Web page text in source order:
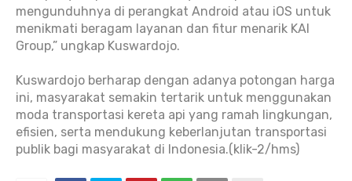
mengunduhnya di perangkat Android atau iOS untuk
menikmati beragam layanan dan fitur menarik KAI
Group,” ungkap Kuswardojo.
Kuswardojo berharap dengan adanya potongan harga
ini, masyarakat semakin tertarik untuk menggunakan
moda transportasi kereta api yang ramah lingkungan,
efisien, serta mendukung keberlanjutan transportasi
publik bagi masyarakat di Indonesia.(klik-2/hms)